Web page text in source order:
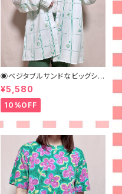
◉ベジタブルサンドなビッグシャ
ツ◉ 古着 柄シャツ 70s 緑 幾
何学模様
¥5,580
10%OFF